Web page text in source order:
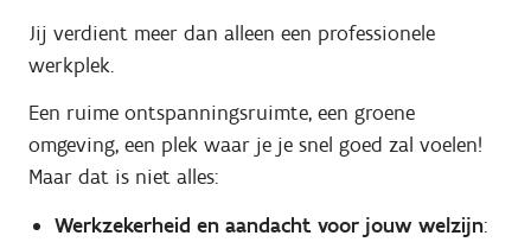
Jij verdient meer dan alleen een professionele
werkplek.
Een ruime ontspanningsruimte, een groene
omgeving, een plek waar je je snel goed zal voelen!
Maar dat is niet alles:
Werkzekerheid en aandacht voor jouw welzijn: